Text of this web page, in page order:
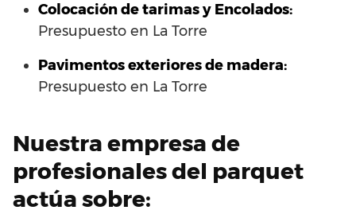
Colocación de tarimas y Encolados:
Presupuesto en La Torre
Pavimentos exteriores de madera:
Presupuesto en La Torre
Nuestra empresa de
profesionales del parquet
actúa sobre: